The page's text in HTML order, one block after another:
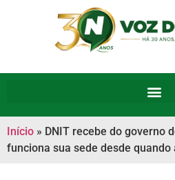
Início » DNIT recebe do governo
funciona sua sede desde quando